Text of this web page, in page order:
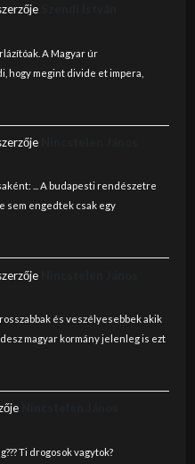
A Magyar úr
hogy megint divide et impera,
... A budapesti rendészetre
sem engedtek csak egy
és veszélyesebbek akik
magyar kormány jelenleg is ezt
Ti drogosok vagytok?